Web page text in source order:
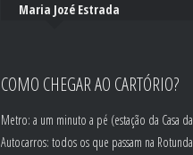
Maria Jozé Estrada
COMO CHEGAR AO CARTÓRIO?
Metro: a um minuto a pé (estação da Casa
Autocarros: todos os que passam na